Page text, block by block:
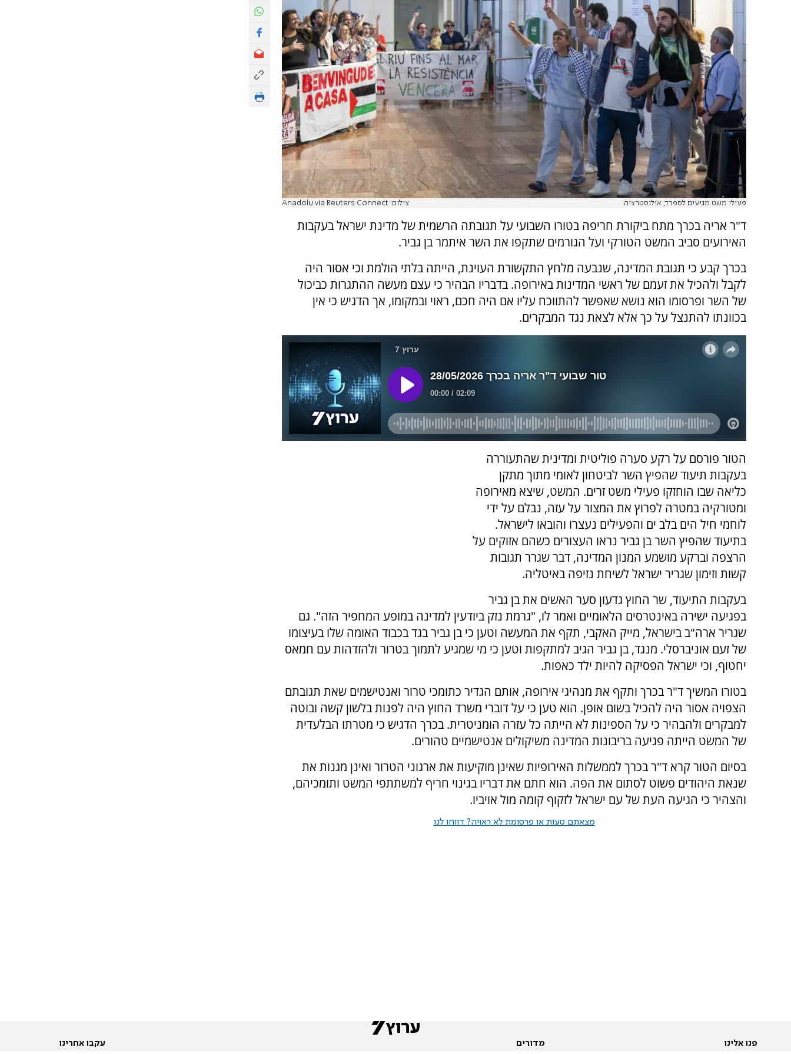
פעילי משט מגיעים לספרד, אילוסטרציה צילום: Anadolu via Reuters Connect
ד"ר אריה בכרך מתח ביקורת חריפה בטורו השבועי על תגובתה הרשמית של מדינת ישראל בעקבות
האירועים סביב המשט הטורקי ועל הגורמים שתקפו את השר איתמר בן גביר.
בכרך קבע כי תגובת המדינה, שנבעה מלחץ התקשורת העוינת, הייתה בלתי הולמת וכי אסור היה
לקבל ולהכיל את זעמם של ראשי המדינות באירופה. בדבריו הבהיר כי עצם מעשה ההתגרות כביכול
של השר ופרסומו הוא נושא שאפשר להתווכח עליו אם היה חכם, ראוי ובמקומו, אך הדגיש כי אין
בכוונתו להתנצל על כך אלא לצאת נגד המבקרים.
הטור פורסם על רקע סערה פוליטית ומדינית שהתעוררה
בעקבות תיעוד שהפיץ השר לביטחון לאומי מתוך מתקן
כליאה שבו הוחזקו פעילי משט זרים. המשט, שיצא מאירופה
ומטורקיה במטרה לפרוץ את המצור על עזה, נבלם על ידי
לוחמי חיל הים בלב ים והפעילים נעצרו והובאו לישראל.
בתיעוד שהפיץ השר בן גביר נראו העצורים כשהם אזוקים על
הרצפה וברקע מושמע המנון המדינה, דבר שגרר תגובות
קשות וזימון שגריר ישראל לשיחת נזיפה באיטליה.
בעקבות התיעוד, שר החוץ גדעון סער האשים את בן גביר
בפגיעה ישירה באינטרסים הלאומיים ואמר לו, "גרמת נזק ביודעין למדינה במופע המחפיר הזה". גם
שגריר ארה"ב בישראל, מייק האקבי, תקף את המעשה וטען כי בן גביר בגד בכבוד האומה שלו בעיצומו
של זעם אוניברסלי. מנגד, בן גביר הגיב למתקפות וטען כי מי שמגיע לתמוך בטרור ולהזדהות עם חמאס
יחטוף, וכי ישראל הפסיקה להיות ילד כאפות.
בטורו המשיך ד"ר בכרך ותקף את מנהיגי אירופה, אותם הגדיר כתומכי טרור ואנטישמים שאת תגובתם
הצפויה אסור היה להכיל בשום אופן. הוא טען כי על דוברי משרד החוץ היה לפנות בלשון קשה ובוטה
למבקרים ולהבהיר כי על הספינות לא הייתה כל עזרה הומניטרית. בכרך הדגיש כי מטרתו הבלעדית
של המשט הייתה פגיעה בריבונות המדינה משיקולים אנטישמיים טהורים.
בסיום הטור קרא ד"ר בכרך לממשלות האירופיות שאינן מוקיעות את ארגוני הטרור ואינן מגנות את
שנאת היהודים פשוט לסתום את הפה. הוא חתם את דבריו בגינוי חריף למשתתפי המשט ותומכיהם,
והצהיר כי הגיעה העת של עם ישראל לזקוף קומה מול אויביו.
מצאתם טעות או פרסומת לא ראויה? דווחו לנו
פנו אלינו מדורים עקבו אחרינו